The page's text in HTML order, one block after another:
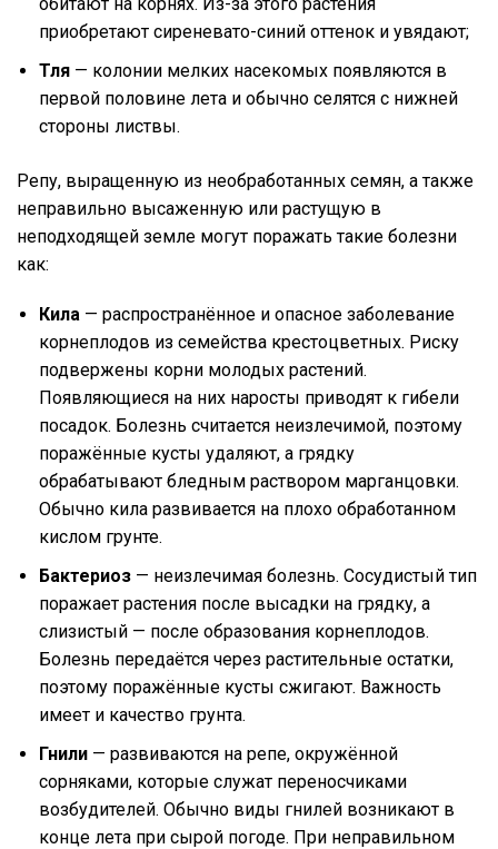
приобретают сиреневато-синий оттенок и увядают;
Тля — колонии мелких насекомых появляются в
первой половине лета и обычно селятся с нижней
стороны листвы.
Репу, выращенную из необработанных семян, а также
неправильно высаженную или растущую в
неподходящей земле могут поражать такие болезни
как:
Кила — распространённое и опасное заболевание
корнеплодов из семейства крестоцветных. Риску
подвержены корни молодых растений.
Появляющиеся на них наросты приводят к гибели
посадок. Болезнь считается неизлечимой, поэтому
поражённые кусты удаляют, а грядку
обрабатывают бледным раствором марганцовки.
Обычно кила развивается на плохо обработанном
кислом грунте.
Бактериоз — неизлечимая болезнь. Сосудистый тип
поражает растения после высадки на грядку, а
слизистый — после образования корнеплодов.
Болезнь передаётся через растительные остатки,
поэтому поражённые кусты сжигают. Важность
имеет и качество грунта.
Гнили — развиваются на репе, окружённой
сорняками, которые служат переносчиками
возбудителей. Обычно виды гнилей возникают в
конце лета при сырой погоде. При неправильном